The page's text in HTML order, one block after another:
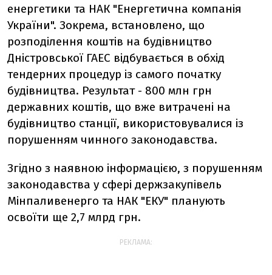
енергетики та НАК "Енергетична компанія
України". Зокрема, встановлено, що
розподілення коштів на будівництво
Дністровської ГАЕС відбувається в обхід
тендерних процедур із самого початку
будівництва. Результат - 800 млн грн
державних коштів, що вже витрачені на
будівництво станції, використовувалися із
порушенням чинного законодавства.
Згідно з наявною інформацією, з порушенням
законодавства у сфері держзакупівель
Мінпаливенерго та НАК "ЕКУ" планують
освоїти ще 2,7 млрд грн.
РЕКЛАМА: